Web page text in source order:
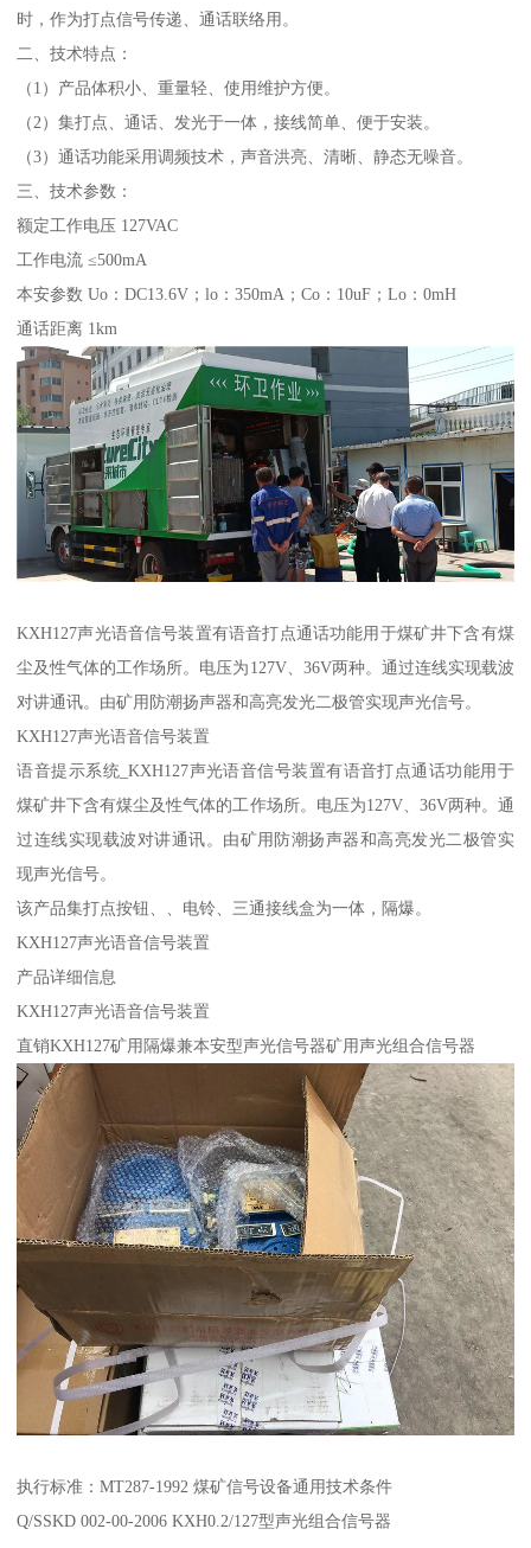
时，作为打点信号传递、通话联络用。
二、技术特点：
（1）产品体积小、重量轻、使用维护方便。
（2）集打点、通话、发光于一体，接线简单、便于安装。
（3）通话功能采用调频技术，声音洪亮、清晰、静态无噪音。
三、技术参数：
额定工作电压 127VAC
工作电流 ≤500mA
本安参数 Uo：DC13.6V；lo：350mA；Co：10uF；Lo：0mH
通话距离 1km
KXH127声光语音信号装置有语音打点通话功能用于煤矿井下含有煤
尘及性气体的工作场所。电压为127V、36V两种。通过连线实现载波
对讲通讯。由矿用防潮扬声器和高亮发光二极管实现声光信号。
KXH127声光语音信号装置
语音提示系统_KXH127声光语音信号装置有语音打点通话功能用于
煤矿井下含有煤尘及性气体的工作场所。电压为127V、36V两种。通
过连线实现载波对讲通讯。由矿用防潮扬声器和高亮发光二极管实
现声光信号。
该产品集打点按钮、、电铃、三通接线盒为一体，隔爆。
KXH127声光语音信号装置
产品详细信息
KXH127声光语音信号装置
直销KXH127矿用隔爆兼本安型声光信号器矿用声光组合信号器
执行标准：MT287-1992 煤矿信号设备通用技术条件
Q/SSKD 002-00-2006 KXH0.2/127型声光组合信号器